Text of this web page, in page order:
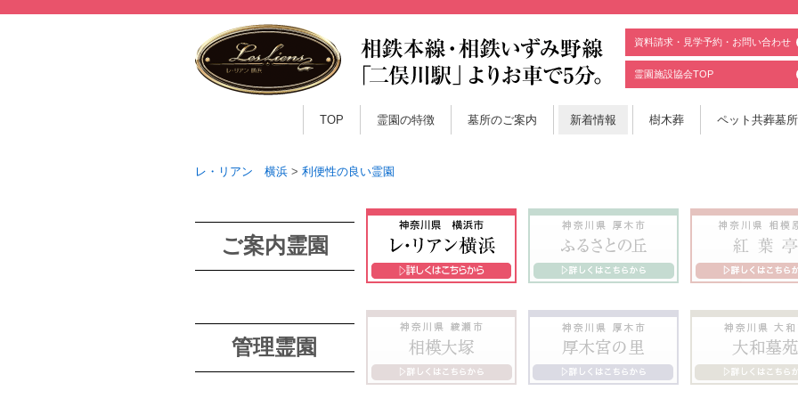
資料請求・見学予約・お問い合わせ
霊園施設協会TOP
TOP 霊園の特徴 墓所のご案内 新着情報 樹木葬 ペット共葬墓所
レ・リアン 横浜> 利便性の良い霊園
ご案内霊園
管理霊園